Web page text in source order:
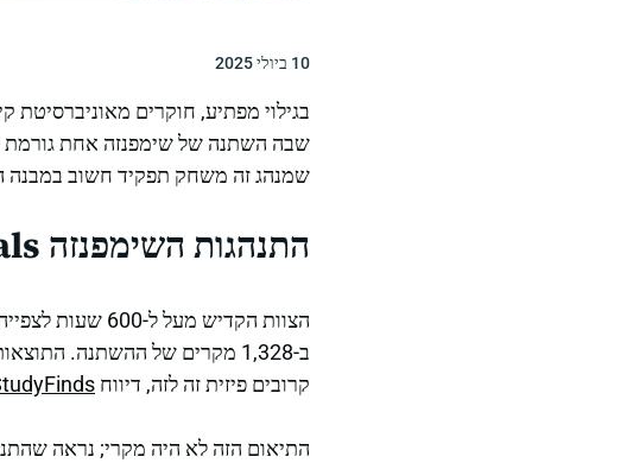
10 ביולי 2025
בגילוי מפתיע, חוקרים מאוניברסיטת
שבה השתנה של שימפנזה אחת גורמת
שמנהג זה משחק תפקיד חשוב במבנה
התנהגות השימפנזה reveals השפעה חברתית מפתיעה על ההשתנה
הצוות הקדיש
קרובים פיזית זה לזה, דיווח
התיאום הזה לא היה מקרי; נראה